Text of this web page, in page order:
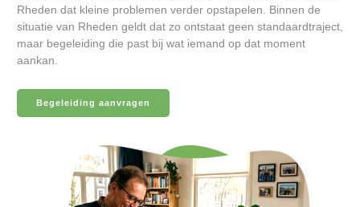
Rheden dat kleine problemen verder opstapelen. Binnen de
situatie van Rheden geldt dat zo ontstaat geen standaardtraject,
maar begeleiding die past bij wat iemand op dat moment
aankan.
Begeleiding aanvragen